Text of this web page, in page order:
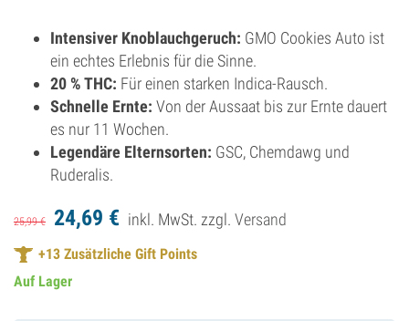
Intensiver Knoblauchgeruch: GMO Cookies Auto ist
ein echtes Erlebnis für die Sinne.
20 % THC: Für einen starken Indica-Rausch.
Schnelle Ernte: Von der Aussaat bis zur Ernte dauert
es nur 11 Wochen.
Legendäre Elternsorten: GSC, Chemdawg und
Ruderalis.
25,99€ 24,69 € inkl. MwSt. zzgl. Versand
+13 Zusätzliche Gift Points
Auf Lager